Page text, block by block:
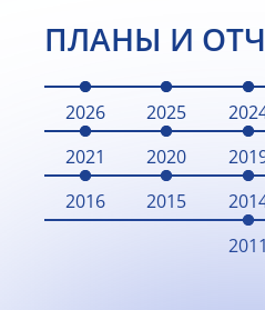
ПЛАНЫ И
2026 2025
2021
2020
2016
2015
2011